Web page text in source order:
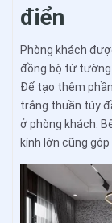
điển
Phòng khách
đồng bộ từ tường
Để tạo thêm
trắng thuần túy
ở phòng khách.
kính lớn cũng